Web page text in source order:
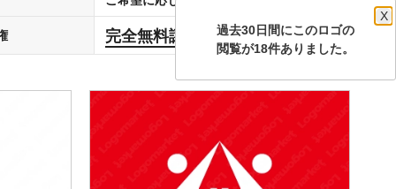
完全無料譲渡 します
過去30日間にこのロゴの
X
閲覧が18件ありました。